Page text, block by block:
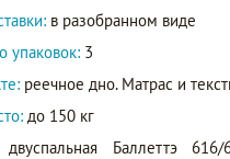
в разобранном виде
упаковок: 3
реечное дно. Матрас и
до 150 кг
двуспальная Баллеттэ